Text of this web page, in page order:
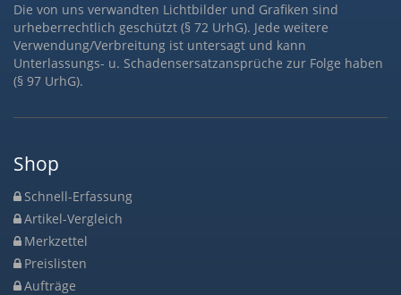
Die von uns verwandten Lichtbilder und Grafiken sind
urheberrechtlich geschützt (§ 72 UrhG). Jede weitere
Verwendung/Verbreitung ist untersagt und kann
Unterlassungs- u. Schadensersatzansprüche zur Folge haben
(§ 97 UrhG).
Shop
Schnell-Erfassung
Artikel-Vergleich
Merkzettel
Preislisten
Aufträge